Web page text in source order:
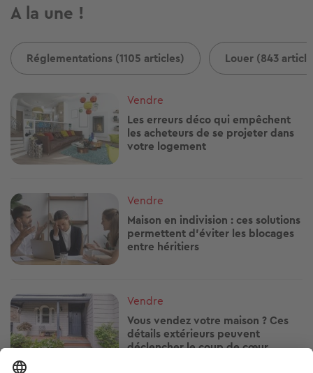
A la une !
Réglementations (1105 articles) Louer (843
Image
Vendre
Les erreurs déco qui empêchent
les acheteurs de se projeter dans
votre logement
Image
Vendre
Maison en indivision : ces solutions
permettent d'éviter les blocages
entre héritiers
Image
Vendre
Vous vendez votre maison ? Ces
détails extérieurs peuvent
déclencher le coup de cœur